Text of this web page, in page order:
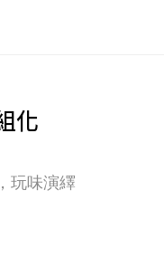
化
玩味演繹